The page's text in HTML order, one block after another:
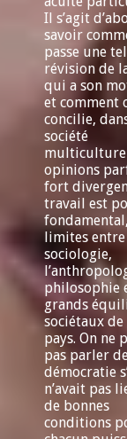
Il s’agit
savoir
passe une
révision de
qui a son
et comment
concilie,
société
opinions
fort
travail est
limites
sociologie,
philosophie
grands
sociétaux
pays. On ne
pas parler
démocratie
n’avait pas
de bonnes
conditions